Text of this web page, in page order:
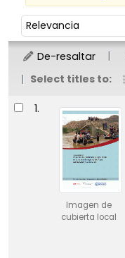
Ordenar
Ordenar por:
De-resaltar
Select titles to:
Resultados
1.
Imagen de
cubierta local